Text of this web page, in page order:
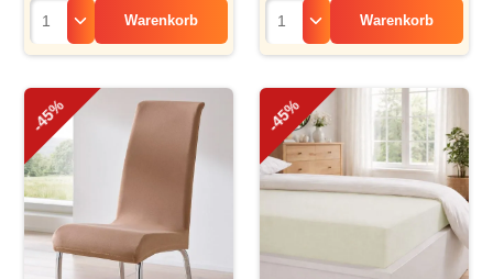
Warenkorb Warenkorb
-45% -45%